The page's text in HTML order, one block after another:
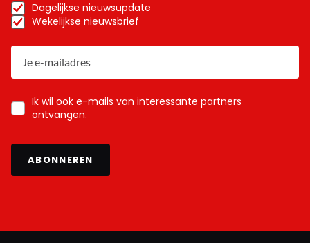
Dagelijkse nieuwsupdate
Wekelijkse nieuwsbrief
Ik wil ook e-mails van interessante partners
ontvangen.
ABONNEREN